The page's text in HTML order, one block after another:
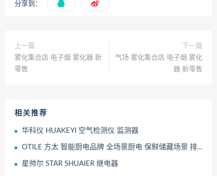
分享到：
上一篇
雾化集合店 电子烟 雾化器 新
零售
下一篇
气场 雾化集合店 电子烟 雾化
器 新零售
相关推荐
华科仪 HUAKEYI 空气检测仪 监测器
OTILE 方太 智能厨电品牌 全场景厨电 保鲜储藏场景 排烟烹饪场景
星帅尔 STAR SHUAIER 继电器